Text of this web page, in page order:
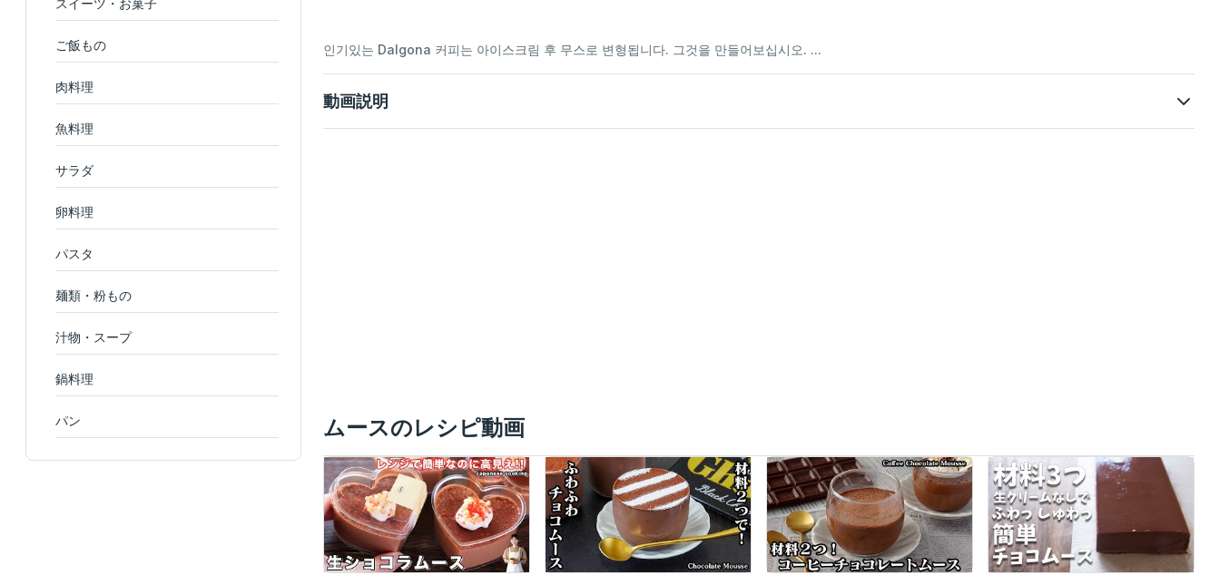
スイーツ・お菓子
ご飯もの
肉料理
魚料理
サラダ
卵料理
パスタ
麺類・粉もの
汁物・スープ
鍋料理
パン
인기있는 Dalgona 커피는 아이스크림 후 무스로 변형됩니다. 그것을 만들어보십시오. ...
動画説明
ムースのレシピ動画